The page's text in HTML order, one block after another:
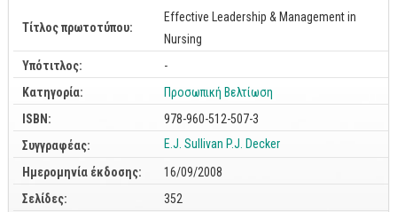
Ασφάλεια
Hardware
Γραφικά
After Effects
Acrobat
Illustrator
Τίτλος πρωτοτύπου:
Effective Leadership & Management in
Nursing
Υπότιτλος:
-
Κατηγορία:
Προσωπική Βελτίωση
ISBN:
978-960-512-507-3
Συγγραφέας:
E.J. Sullivan P.J. Decker
Ημερομηνία έκδοσης:
16/09/2008
Σελίδες:
352